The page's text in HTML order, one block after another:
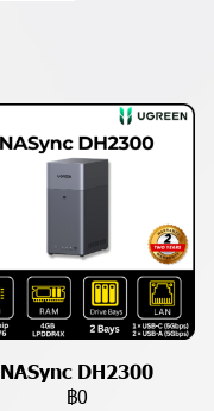
NASync DH2300
฿0